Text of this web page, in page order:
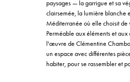
paysages — la garrigue et sa
clairsemée, la lumière blanche
Méditerranée où elle choisit de
Perméable aux éléments et aux
l'œuvre de Clémentine
un espace avec différentes
habiter, pour se rassembler et